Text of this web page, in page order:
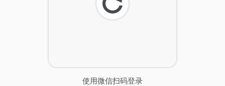
使用微信扫码登录
刷
新